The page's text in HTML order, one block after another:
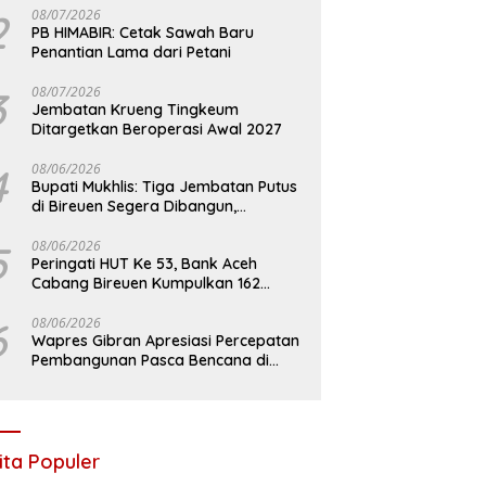
08/07/2026
PB HIMABIR: Cetak Sawah Baru
Penantian Lama dari Petani
08/07/2026
Jembatan Krueng Tingkeum
Ditargetkan Beroperasi Awal 2027
08/06/2026
Bupati Mukhlis: Tiga Jembatan Putus
di Bireuen Segera Dibangun,
08/06/2026
Peringati HUT Ke 53, Bank Aceh
Cabang Bireuen Kumpulkan 162
08/06/2026
Wapres Gibran Apresiasi Percepatan
Pembangunan Pasca Bencana di
Populer